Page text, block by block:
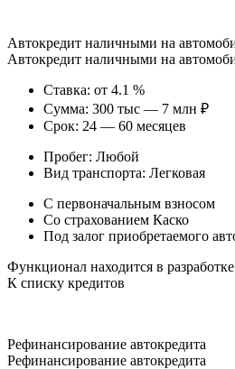
Автокредит наличными на
Автокредит наличными на
Ставка: от 4.1 %
Сумма: 300 тыс — 7 млн ₽
Срок: 24 — 60 месяцев
Пробег: Любой
Вид транспорта: Легковая
С первоначальным взносом
Со страхованием Каско
Под залог приобретаемого
Функционал находится в
К списку кредитов
Рефинансирование автокредита
Рефинансирование автокредита